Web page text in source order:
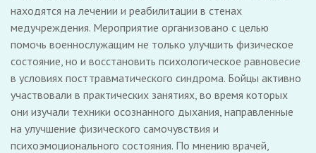
находятся на лечении и реабилитации в стенах
медучреждения. Мероприятие организовано с целью
помочь военнослужащим не только улучшить физическое
состояние, но и восстановить психологическое равновесие
в условиях посттравматического синдрома. Бойцы активно
участвовали в практических занятиях, во время которых
они изучали техники осознанного дыхания, направленные
на улучшение физического самочувствия и
психоэмоционального состояния. По мнению врачей,